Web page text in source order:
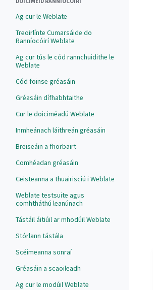
Ag cur le Weblate
Treoirlínte Cumarsáide do
Ranníocóirí Weblate
Ag cur tús le cód rannchuidithe le
Weblate
Cód foinse gréasáin
Gréasáin dífhabhtaithe
Cur le doiciméadú Weblate
Inmheánach láithreán gréasáin
Breiseáin a fhorbairt
Comhéadan gréasáin
Ceisteanna a thuairisciú i Weblate
Weblate testsuite agus
comhtháthú leanúnach
Tástáil áitiúil ar mhodúil Weblate
Stórlann tástála
Scéimeanna sonraí
Gréasáin a scaoileadh
Ag cur le modúil Weblate